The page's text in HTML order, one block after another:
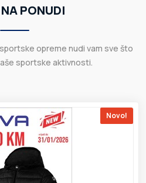
PONUDI
opreme nudi vam sve što
sportske aktivnosti.
Novo!